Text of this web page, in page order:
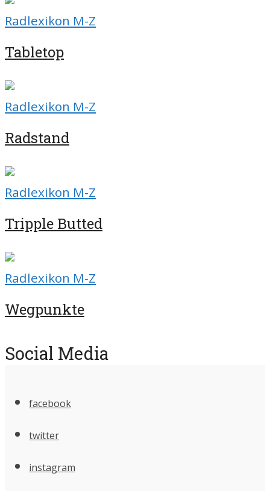
Radlexikon M-Z
Tabletop
Radlexikon M-Z
Radstand
Radlexikon M-Z
Tripple Butted
Radlexikon M-Z
Wegpunkte
Social Media
facebook
twitter
instagram